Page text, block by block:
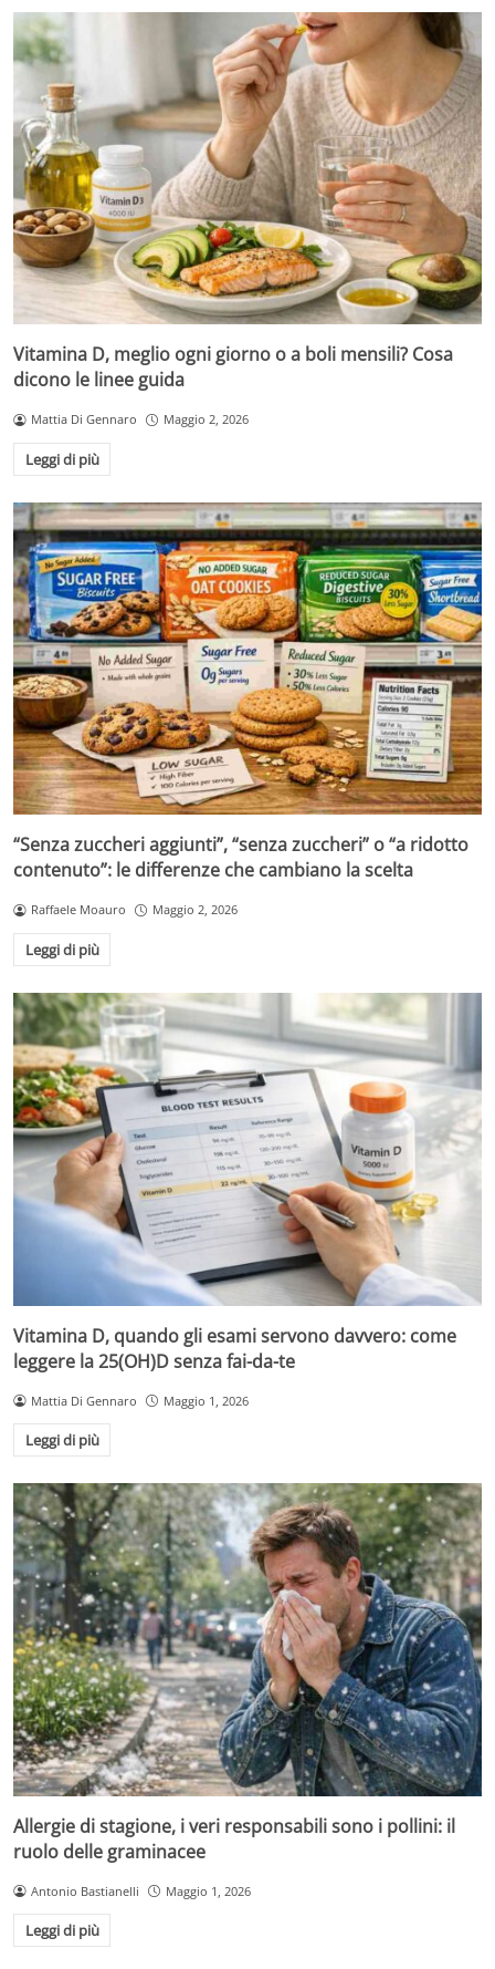
Vitamina D, meglio ogni giorno o a boli mensili? Cosa
dicono le linee guida
Mattia Di Gennaro Maggio 2, 2026
Leggi di più
“Senza zuccheri aggiunti”, “senza zuccheri” o “a ridotto
contenuto”: le differenze che cambiano la scelta
Raffaele Moauro Maggio 2, 2026
Leggi di più
Vitamina D, quando gli esami servono davvero: come
leggere la 25(OH)D senza fai-da-te
Mattia Di Gennaro Maggio 1, 2026
Leggi di più
Allergie di stagione, i veri responsabili sono i pollini: il
ruolo delle graminacee
Antonio Bastianelli Maggio 1, 2026
Leggi di più